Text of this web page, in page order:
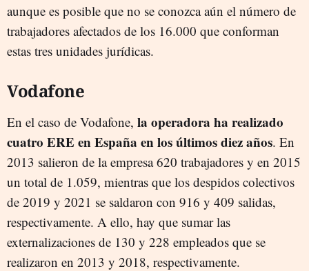
aunque es posible que no se conozca aún el número de
trabajadores afectados de los 16.000 que conforman
estas tres unidades jurídicas.
Vodafone
En el caso de Vodafone, la operadora ha realizado
cuatro ERE en España en los últimos diez años. En
2013 salieron de la empresa 620 trabajadores y en 2015
un total de 1.059, mientras que los despidos colectivos
de 2019 y 2021 se saldaron con 916 y 409 salidas,
respectivamente. A ello, hay que sumar las
externalizaciones de 130 y 228 empleados que se
realizaron en 2013 y 2018, respectivamente.